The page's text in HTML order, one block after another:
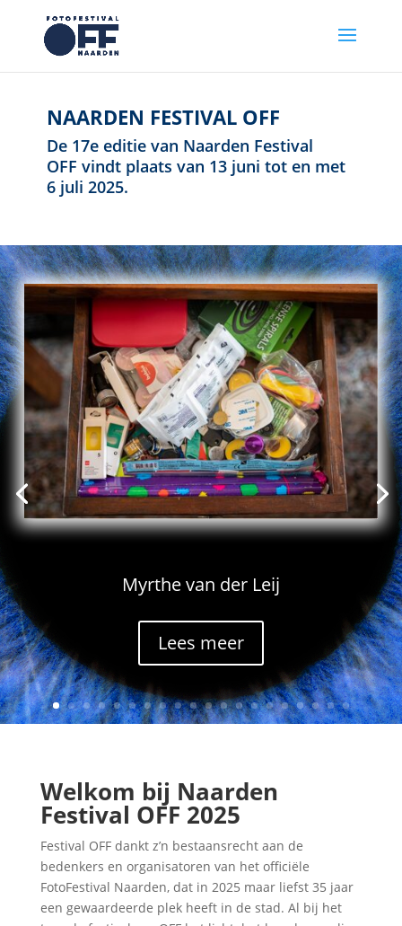
NAARDEN FESTIVAL OFF
De 17e editie van Naarden Festival
OFF vindt plaats van 13 juni tot en met
6 juli 2025.
Myrthe van der Leij
Lees meer
Welkom bij Naarden
Festival OFF 2025
Festival OFF dankt z’n bestaansrecht aan de
bedenkers en organisatoren van het officiële
FotoFestival Naarden, dat in 2025 maar liefst 35 jaar
een gewaardeerde plek heeft in de stad. Al bij het